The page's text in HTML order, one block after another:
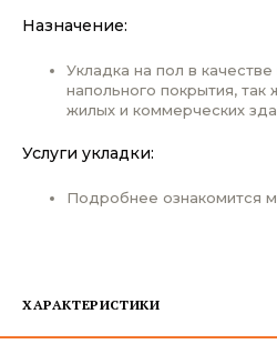
Назначение:
Укладка на пол в
напольного покрытия, так
жилых и коммерческих
Услуги укладки:
Подробнее ознакомится
ХАРАКТЕРИСТИКИ